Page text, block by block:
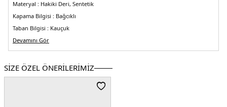
Materyal : Hakiki Deri, Sentetik
Kapama Bilgisi : Bağcıklı
Taban Bilgisi : Kauçuk
Taban Kalınlığı :
Toplam Yükseklik :17,5
Üst Çevre Genişliği (36 numara) :
Üretim Yeri :Vietnam
Devamını Gör
SİZE ÖZEL ÖNERİLERİMİZ